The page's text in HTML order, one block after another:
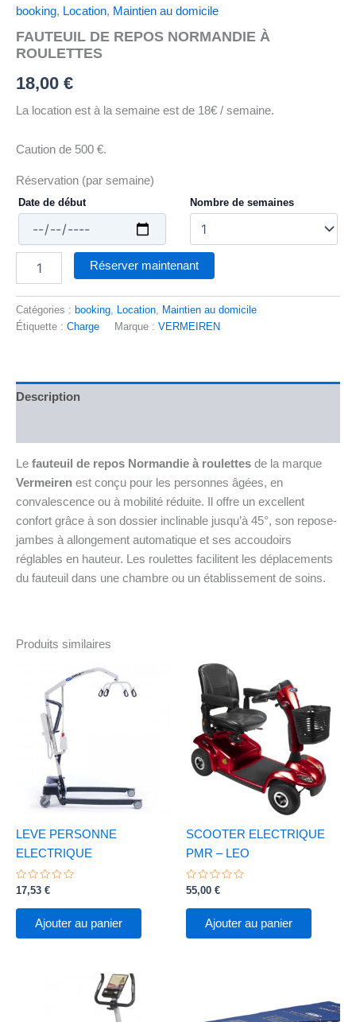
booking, Location, Maintien au domicile
FAUTEUIL DE REPOS NORMANDIE À
ROULETTES
18,00 €
La location est à la semaine est de 18€ / semaine.
Caution de 500 €.
Réservation (par semaine)
Date de début Nombre de semaines
Réserver maintenant
Catégories : booking, Location, Maintien au domicile
Étiquette : Charge Marque : VERMEIREN
Description
Le fauteuil de repos Normandie à roulettes de la marque
Vermeiren est conçu pour les personnes âgées, en
convalescence ou à mobilité réduite. Il offre un excellent
confort grâce à son dossier inclinable jusqu’à 45°, son repose-
jambes à allongement automatique et ses accoudoirs
réglables en hauteur. Les roulettes facilitent les déplacements
du fauteuil dans une chambre ou un établissement de soins.
Produits similaires
LEVE PERSONNE
ELECTRIQUE
Note
sur
17,53 €
Ajouter au panier
SCOOTER ELECTRIQUE
PMR – LEO
Note
sur
55,00 €
Ajouter au panier